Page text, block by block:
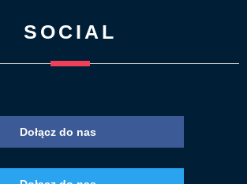
SOCIAL
Dołącz do nas